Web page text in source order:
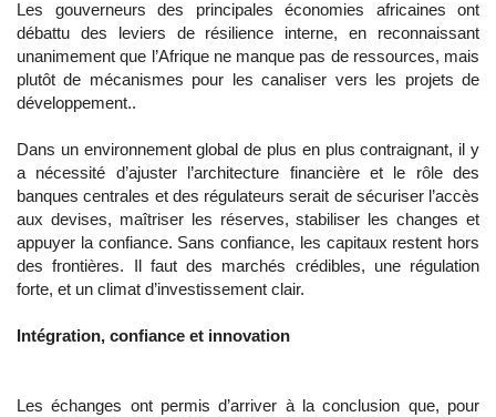
Les gouverneurs des principales économies africaines ont
débattu des leviers de résilience interne, en reconnaissant
unanimement que l’Afrique ne manque pas de ressources, mais
plutôt de mécanismes pour les canaliser vers les projets de
développement..
Dans un environnement global de plus en plus contraignant, il y
a nécessité d’ajuster l’architecture financière et le rôle des
banques centrales et des régulateurs serait de sécuriser l’accès
aux devises, maîtriser les réserves, stabiliser les changes et
appuyer la confiance. Sans confiance, les capitaux restent hors
des frontières. Il faut des marchés crédibles, une régulation
forte, et un climat d’investissement clair.
Intégration, confiance et innovation
Les échanges ont permis d’arriver à la conclusion que, pour